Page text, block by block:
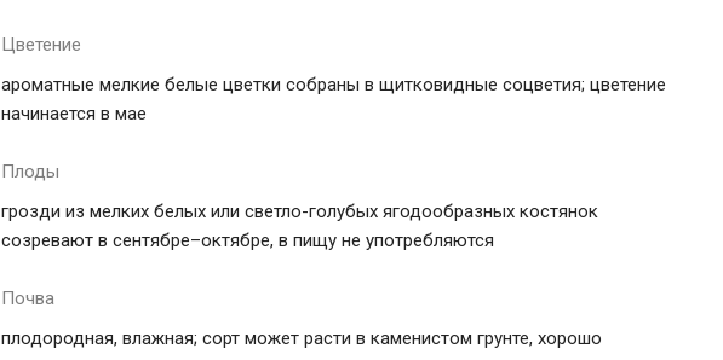
Цветение
ароматные мелкие белые цветки собраны в щитковидные соцветия; цветение
начинается в мае
Плоды
грозди из мелких белых или светло-голубых ягодообразных костянок
созревают в сентябре–октябре, в пищу не употребляются
Почва
плодородная, влажная; сорт может расти в каменистом грунте, хорошо